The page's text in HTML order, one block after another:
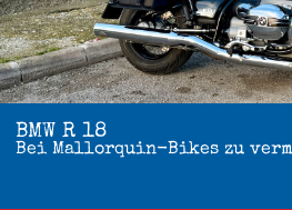
BMW R 18
Bei Mallorquin-Bikes zu